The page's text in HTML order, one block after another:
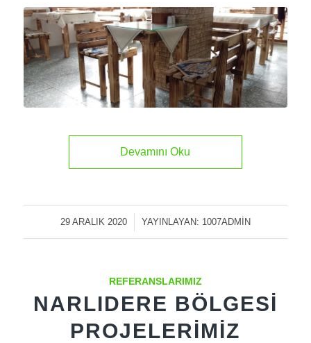
Devamını Oku
29 ARALIK 2020
/ YAYINLAYAN: 1007ADMIN
REFERANSLARIMIZ
NARLIDERE BÖLGESI
PROJELERIMIZ